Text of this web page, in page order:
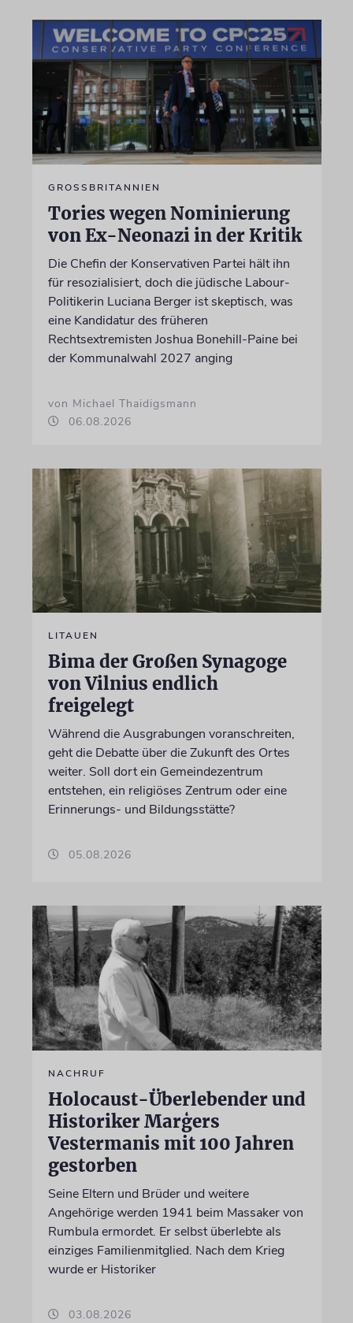
GROSSBRITANNIEN
Tories wegen Nominierung
von Ex-Neonazi in der Kritik
Die Chefin der Konservativen Partei hält ihn
für resozialisiert, doch die jüdische Labour-
Politikerin Luciana Berger ist skeptisch, was
eine Kandidatur des früheren
Rechtsextremisten Joshua Bonehill-Paine bei
der Kommunalwahl 2027 anging
von Michael Thaidigsmann
06.08.2026
LITAUEN
Bima der Großen Synagoge
von Vilnius endlich
freigelegt
Während die Ausgrabungen voranschreiten,
geht die Debatte über die Zukunft des Ortes
weiter. Soll dort ein Gemeindezentrum
entstehen, ein religiöses Zentrum oder eine
Erinnerungs- und Bildungsstätte?
05.08.2026
NACHRUF
Holocaust-Überlebender und
Historiker Marģers
Vestermanis mit 100 Jahren
gestorben
Seine Eltern und Brüder und weitere
Angehörige werden 1941 beim Massaker von
Rumbula ermordet. Er selbst überlebte als
einziges Familienmitglied. Nach dem Krieg
wurde er Historiker
03.08.2026